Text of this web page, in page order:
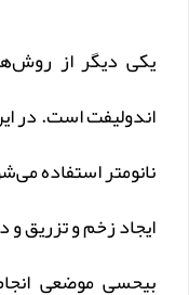
یکی دیگر از
نانومتر استفاده
ایجاد زخم و تزریق
بیحسی موضعی